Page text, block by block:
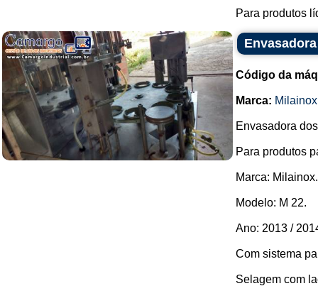
Para produtos
Código da
Marca: Milainox
Envasadora
Para produtos
Marca: Milainox.
Modelo: M 22.
Ano: 2013 /
Com sistema
Selagem com